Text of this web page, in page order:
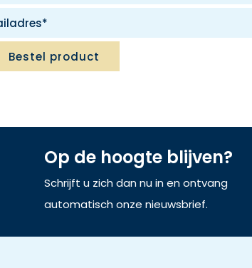
Bestel product
Op de hoogte blijven?
Schrijft u zich dan nu in en ontvang
automatisch onze nieuwsbrief.